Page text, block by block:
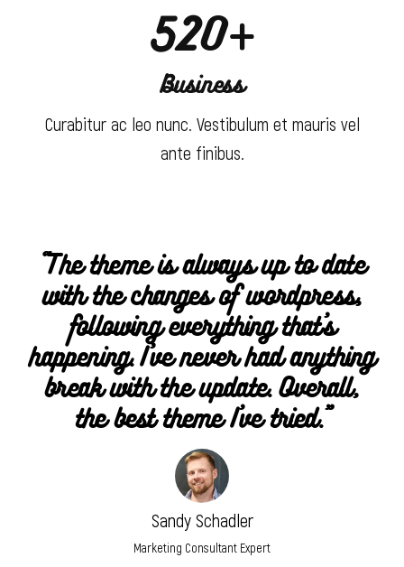
520+
Business
Curabitur ac leo nunc. Vestibulum et mauris vel
ante finibus.
“The theme is always up to date
with the changes of wordpress,
following everything that’s
happening. I’ve never had anything
break with the update. Overall,
the best theme I’ve tried.”
Sandy Schadler
Marketing Consultant Expert